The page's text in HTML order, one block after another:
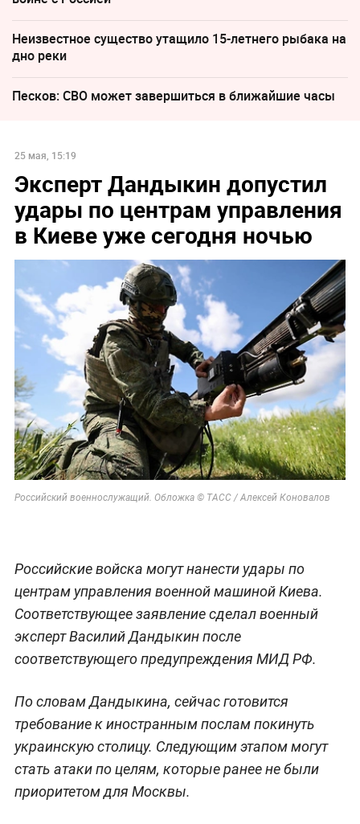
Неизвестное существо утащило 15-летнего рыбака на
дно реки
Песков: СВО может завершиться в ближайшие часы
25 мая, 15:19
Эксперт Дандыкин допустил
удары по центрам управления
в Киеве уже сегодня ночью
Российский военнослужащий. Обложка © ТАСС / Алексей Коновалов
Российские войска могут нанести удары по
центрам управления военной машиной Киева.
Соответствующее заявление сделал военный
эксперт Василий Дандыкин после
соответствующего предупреждения МИД РФ.
По словам Дандыкина, сейчас готовится
требование к иностранным послам покинуть
украинскую столицу. Следующим этапом могут
стать атаки по целям, которые ранее не были
приоритетом для Москвы.